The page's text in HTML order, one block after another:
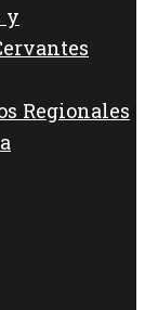
y
Regionales